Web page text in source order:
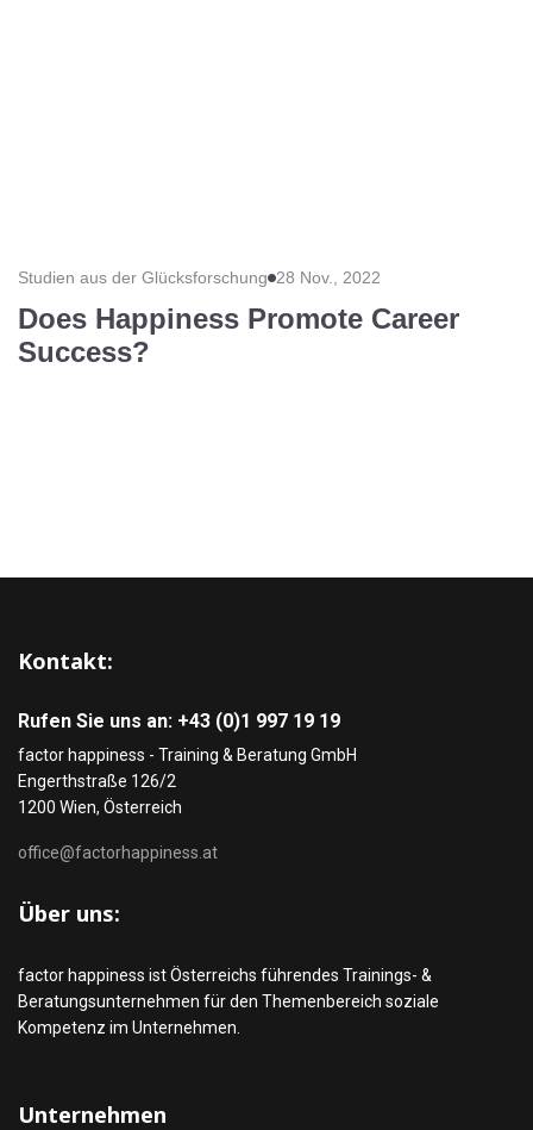
Studien aus der Glücksforschung 28 Nov., 2022
Does Happiness Promote Career
Success?
Kontakt:
Rufen Sie uns an: +43 (0)1 997 19 19
factor happiness - Training & Beratung GmbH
Engerthstraße 126/2
1200 Wien, Österreich
office@factorhappiness.at
Über uns:
factor happiness ist Österreichs führendes Trainings- &
Beratungsunternehmen für den Themenbereich soziale
Kompetenz im Unternehmen.
Unternehmen